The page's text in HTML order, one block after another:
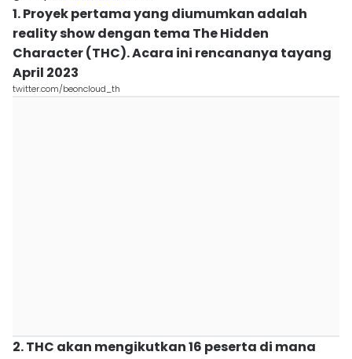
1. Proyek pertama yang diumumkan adalah
reality show dengan tema The Hidden
Character (THC). Acara ini rencananya tayang
April 2023
twitter.com/beoncloud_th
2. THC akan mengikutkan 16 peserta di mana